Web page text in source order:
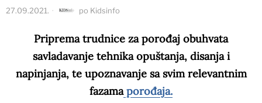
27.09.2021. po Kidsinfo
Priprema trudnice za porođaj obuhvata
savladavanje tehnika opuštanja, disanja i
napinjanja, te upoznavanje sa svim relevantnim
fazamaporođaja.